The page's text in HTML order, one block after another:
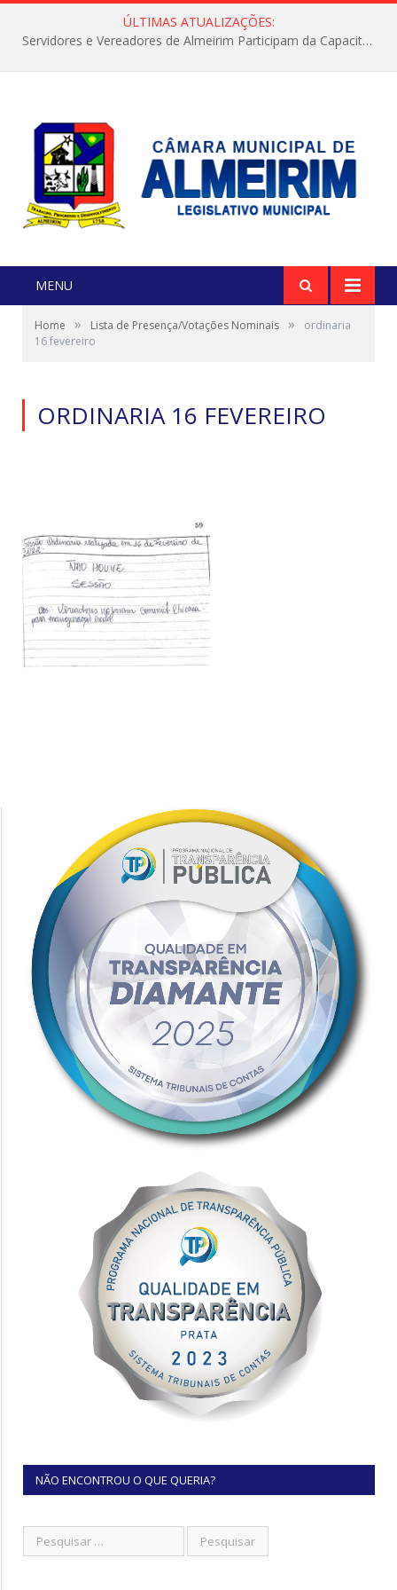
ÚLTIMAS ATUALIZAÇÕES:
Servidores e Vereadores de Almeirim Participam da Capacitação “Orientar é a Nossa Missão”
MENU
Home » Lista de Presença/Votações Nominais »
ordinaria
16 fevereiro
ORDINARIA 16 FEVEREIRO
NÃO ENCONTROU O QUE QUERIA?